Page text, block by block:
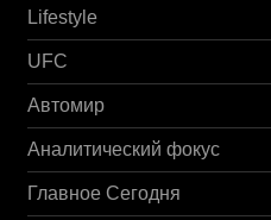
Lifestyle
UFC
Автомир
Аналитический фокус
Главное Сегодня